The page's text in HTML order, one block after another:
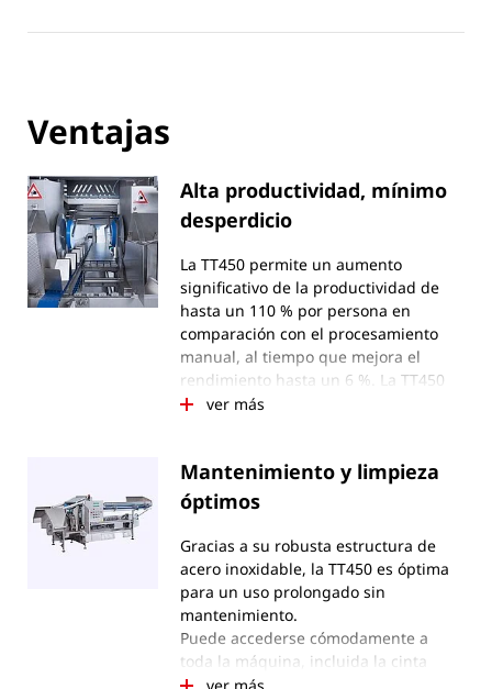
Ventajas
Alta productividad, mínimo
desperdicio
La TT450 permite un aumento
significativo de la productividad de
hasta un 110 % por persona en
comparación con el procesamiento
manual, al tiempo que mejora el
rendimiento hasta un 6 %. La TT450
convence por su gran capacidad de
ver más
Mantenimiento y limpieza
óptimos
Gracias a su robusta estructura de
acero inoxidable, la TT450 es óptima
para un uso prolongado sin
mantenimiento.
Puede accederse cómodamente a
toda la máquina, incluida la cinta
transportadora, para su